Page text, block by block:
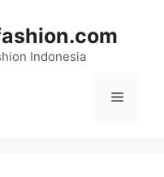
Indonesia
Menu